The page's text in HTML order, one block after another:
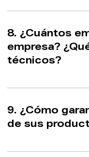
8. ¿Cuántos
empresa?
técnicos?
9. ¿Cómo
de sus